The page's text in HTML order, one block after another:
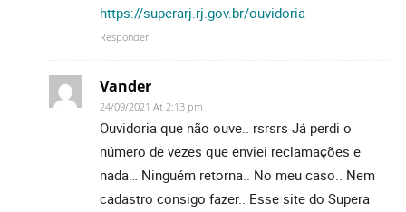
https://superarj.rj.gov.br/ouvidoria
Responder
Vander
24/09/2021 At 2:13 pm
Ouvidoria que não ouve.. rsrsrs Já perdi o
número de vezes que enviei reclamações e
nada… Ninguém retorna.. No meu caso.. Nem
cadastro consigo fazer.. Esse site do Supera